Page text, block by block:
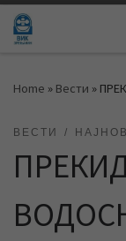
Skip to content
Home » Вести »
ВЕСТИ